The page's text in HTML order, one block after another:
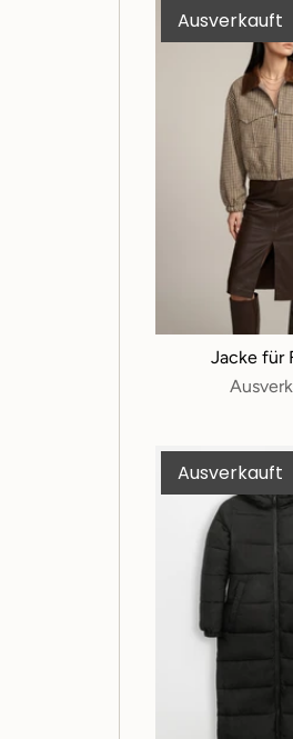
Ausverkauft
Jacke für
Ausverkauft